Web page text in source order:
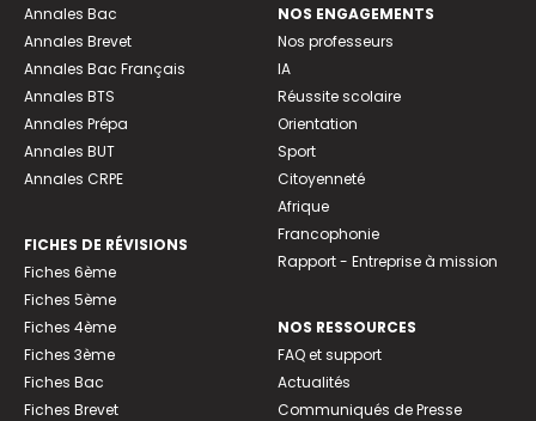
Annales Bac
Annales Brevet
Annales Bac Français
Annales BTS
Annales Prépa
Annales BUT
Annales CRPE
FICHES DE RÉVISIONS
Fiches 6ème
Fiches 5ème
Fiches 4ème
Fiches 3ème
Fiches Bac
Fiches Brevet
NOS ENGAGEMENTS
Nos professeurs
IA
Réussite scolaire
Orientation
Sport
Citoyenneté
Afrique
Francophonie
Rapport - Entreprise à mission
NOS RESSOURCES
FAQ et support
Actualités
Communiqués de Presse